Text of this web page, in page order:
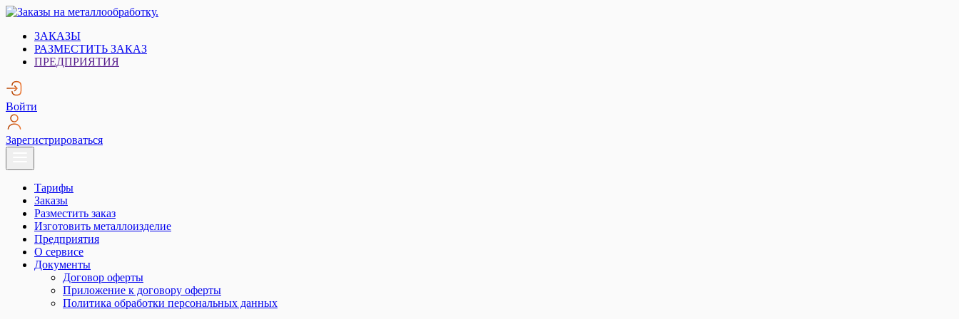
Skip
content
Заказы на металлообработку.
Металлообработка. Открытые заказы на металлообработку.
ЗАКАЗЫ
РАЗМЕСТИТЬ ЗАКАЗ
ПРЕДПРИЯТИЯ
Войти
Зарегистрироваться
Тарифы
Заказы
Разместить заказ
Изготовить металлоизделие
Предприятия
О сервисе
Документы
Договор оферты
Приложение к договору оферты
Политика обработки персональных данных